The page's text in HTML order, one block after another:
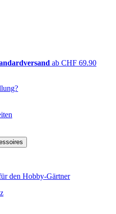
ab CHF 69.90
den Hobby-Gärtner